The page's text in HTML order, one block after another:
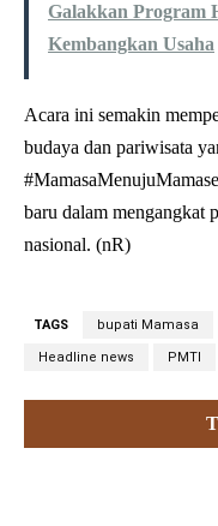
Galakkan Program
Kembangkan Usaha
Acara ini semakin
budaya dan pariwisata
baru dalam mengangkat
nasional. (nR)
TAGS bupati Mamasa
Headline news PMTI